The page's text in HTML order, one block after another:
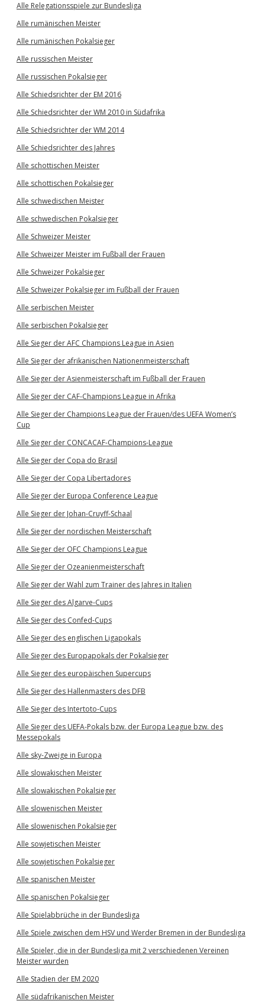
Alle Relegationsspiele zur Bundesliga
Alle rumänischen Meister
Alle rumänischen Pokalsieger
Alle russischen Meister
Alle russischen Pokalsieger
Alle Schiedsrichter der EM 2016
Alle Schiedsrichter der WM 2010 in Südafrika
Alle Schiedsrichter der WM 2014
Alle Schiedsrichter des Jahres
Alle schottischen Meister
Alle schottischen Pokalsieger
Alle schwedischen Meister
Alle schwedischen Pokalsieger
Alle Schweizer Meister
Alle Schweizer Meister im Fußball der Frauen
Alle Schweizer Pokalsieger
Alle Schweizer Pokalsieger im Fußball der Frauen
Alle serbischen Meister
Alle serbischen Pokalsieger
Alle Sieger der AFC Champions League in Asien
Alle Sieger der afrikanischen Nationenmeisterschaft
Alle Sieger der Asienmeisterschaft im Fußball der Frauen
Alle Sieger der CAF-Champions League in Afrika
Alle Sieger der Champions League der Frauen/des UEFA Women’s
Cup
Alle Sieger der CONCACAF-Champions-League
Alle Sieger der Copa do Brasil
Alle Sieger der Copa Libertadores
Alle Sieger der Europa Conference League
Alle Sieger der Johan-Cruyff-Schaal
Alle Sieger der nordischen Meisterschaft
Alle Sieger der OFC Champions League
Alle Sieger der Ozeanienmeisterschaft
Alle Sieger der Wahl zum Trainer des Jahres in Italien
Alle Sieger des Algarve-Cups
Alle Sieger des Confed-Cups
Alle Sieger des englischen Ligapokals
Alle Sieger des Europapokals der Pokalsieger
Alle Sieger des europäischen Supercups
Alle Sieger des Hallenmasters des DFB
Alle Sieger des Intertoto-Cups
Alle Sieger des UEFA-Pokals bzw. der Europa League bzw. des
Messepokals
Alle sky-Zweige in Europa
Alle slowakischen Meister
Alle slowakischen Pokalsieger
Alle slowenischen Meister
Alle slowenischen Pokalsieger
Alle sowjetischen Meister
Alle sowjetischen Pokalsieger
Alle spanischen Meister
Alle spanischen Pokalsieger
Alle Spielabbrüche in der Bundesliga
Alle Spiele zwischen dem HSV und Werder Bremen in der Bundesliga
Alle Spieler, die in der Bundesliga mit 2 verschiedenen Vereinen
Meister wurden
Alle Stadien der EM 2020
Alle südafrikanischen Meister